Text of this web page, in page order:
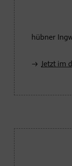
hübner
Jetzt im